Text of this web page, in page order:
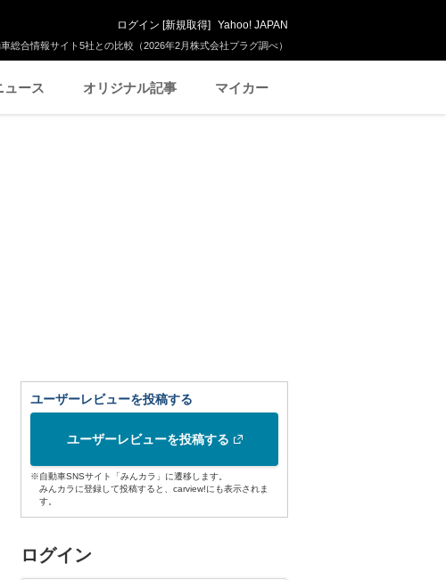
総合情報サイト5社との比較（2026年2月株式会社プラグ調べ）
ログイン [新規取得] Yahoo! JAPAN
ュース オリジナル記事 マイカー
ユーザーレビューを投稿する
ユーザーレビューを投稿する
※自動車SNSサイト「みんカラ」に遷移します。
みんカラに登録して投稿すると、carview!にも表示されま
す。
ログイン